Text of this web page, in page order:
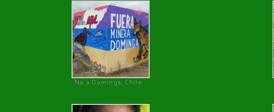
No a Dominga, Chile